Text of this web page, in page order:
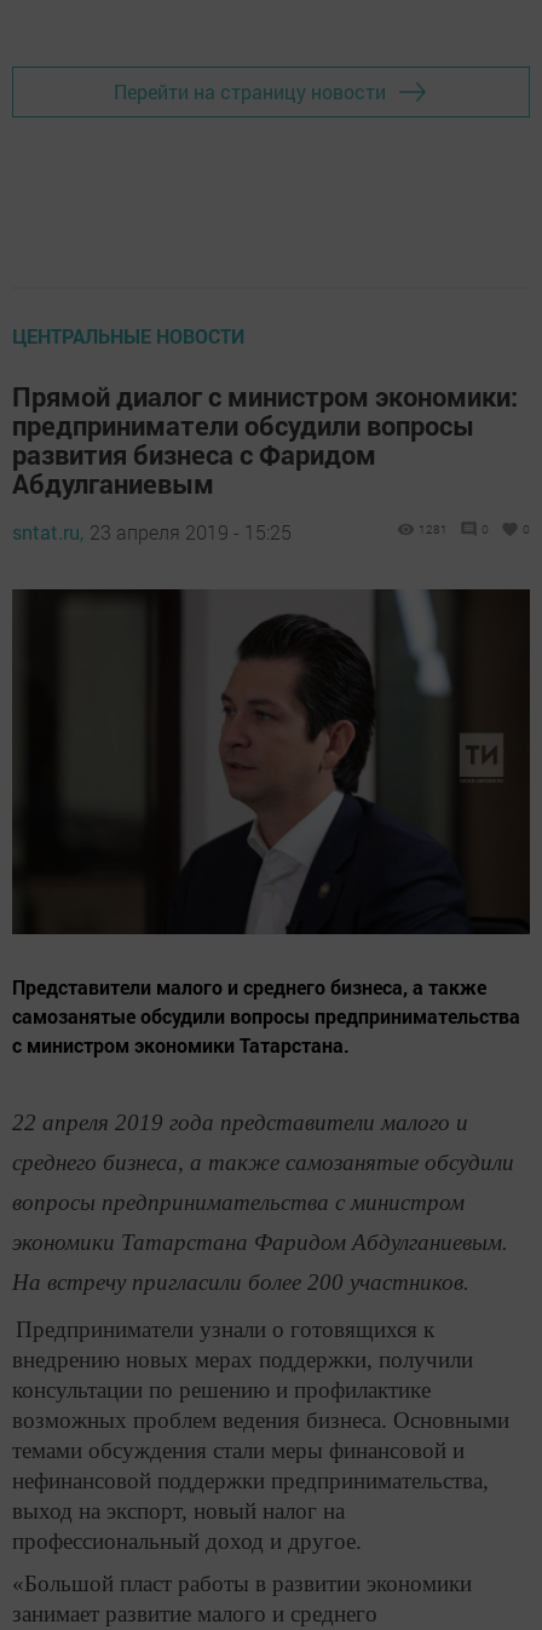
Перейти на страницу новости
ЦЕНТРАЛЬНЫЕ НОВОСТИ
Прямой диалог с министром экономики:
предприниматели обсудили вопросы
развития бизнеса с Фаридом
Абдулганиевым
sntat.ru, 23 апреля 2019 - 15:25 1281 0 0
Представители малого и среднего бизнеса, а также
самозанятые обсудили вопросы предпринимательства
с министром экономики Татарстана.
22 апреля 2019 года представители малого и
среднего бизнеса, а также самозанятые обсудили
вопросы предпринимательства с министром
экономики Татарстана Фаридом Абдулганиевым.
На встречу пригласили более 200 участников.
Предприниматели узнали о готовящихся к
внедрению новых мерах поддержки, получили
консультации по решению и профилактике
возможных проблем ведения бизнеса. Основными
темами обсуждения стали меры финансовой и
нефинансовой поддержки предпринимательства,
выход на экспорт, новый налог на
профессиональный доход и другое.
«Большой пласт работы в развитии экономики
занимает развитие малого и среднего